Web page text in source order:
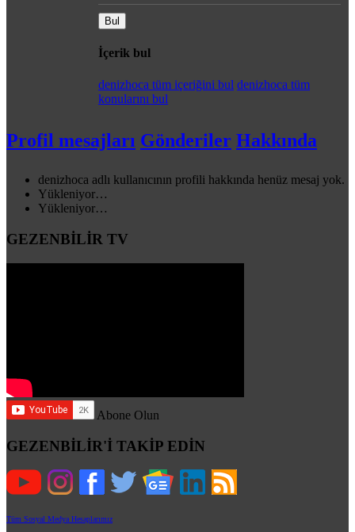
Bul
İçerik bul
denizhoca tüm içeriğini bul denizhoca tüm
konularını bul
Profil mesajları Gönderiler Hakkında
denizhoca adlı kullanıcının profili hakkında henüz mesaj yok.
Yükleniyor…
Yükleniyor…
GEZENBİLİR TV
Abone Olun
GEZENBİLİR'İ TAKİP EDİN
Tüm Sosyal Medya Hesaplarımız